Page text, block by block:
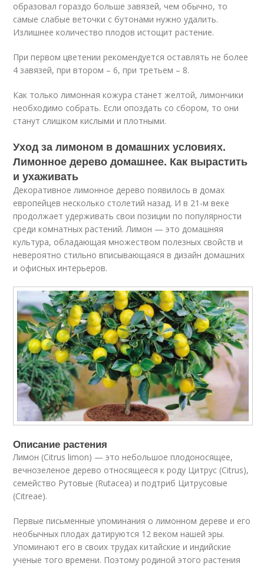
образовал гораздо больше завязей, чем обычно, то
самые слабые веточки с бутонами нужно удалить.
Излишнее количество плодов истощит растение.
При первом цветении рекомендуется оставлять не более
4 завязей, при втором – 6, при третьем – 8.
Как только лимонная кожура станет желтой, лимончики
необходимо собрать. Если опоздать со сбором, то они
станут слишком кислыми и плотными.
Уход за лимоном в домашних условиях.
Лимонное дерево домашнее. Как вырастить
и ухаживать
Декоративное лимонное дерево появилось в домах
европейцев несколько столетий назад. И в 21-м веке
продолжает удерживать свои позиции по популярности
среди комнатных растений. Лимон — это домашняя
культура, обладающая множеством полезных свойств и
невероятно стильно вписывающаяся в дизайн домашних
и офисных интерьеров.
Описание растения
Лимон (Citrus limon) — это небольшое плодоносящее,
вечнозеленое дерево относящееся к роду Цитрус (Citrus),
семейство Рутовые (Rutacea) и подтриб Цитрусовые
(Citreae).
Первые письменные упоминания о лимонном дереве и его
необычных плодах датируются 12 веком нашей эры.
Упоминают его в своих трудах китайские и индийские
ученые того времени. Поэтому родиной этого растения